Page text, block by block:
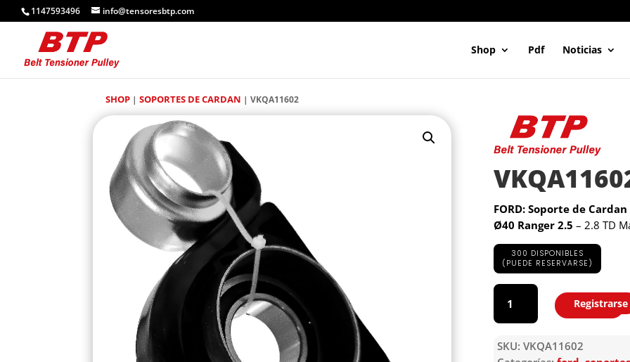
1147593496 info@tensoresbtp.com
Shop Pdf Noticias
SHOP | SOPORTES DE CARDAN | VKQA11602
FORD: Soporte de Cardan
Ø40 Ranger 2.5 – 2.8 TD
300 DISPONIBLES
(PUEDE RESERVARSE)
VKQA11602
cantidad
Agregar
Registrarse
SKU: VKQA11602